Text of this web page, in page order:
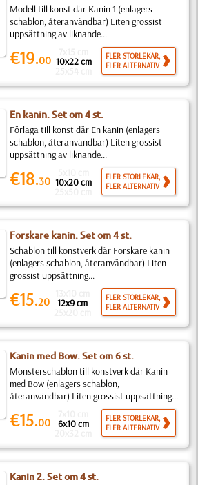
Modell till konst där Kanin 1 (enlagers
schablon, återanvändbar) Liten grossist
uppsättning av liknande...
€19.00 10x22 cm
FLER STORLEKAR,
FLER ALTERNATIV
En kanin. Set om 4 st.
Förlaga till konst där En kanin (enlagers
schablon, återanvändbar) Liten grossist
uppsättning av liknande...
€18.30 10x20 cm
FLER STORLEKAR,
FLER ALTERNATIV
Forskare kanin. Set om 4 st.
Schablon till konstverk där Forskare kanin
(enlagers schablon, återanvändbar) Liten
grossist uppsättning...
€15.20 12x9 cm
FLER STORLEKAR,
FLER ALTERNATIV
Kanin med Bow. Set om 6 st.
Mönsterschablon till konstverk där Kanin
med Bow (enlagers schablon,
återanvändbar) Liten grossist uppsättning...
€15.00 6x10 cm
FLER STORLEKAR,
FLER ALTERNATIV
Kanin 2. Set om 4 st.